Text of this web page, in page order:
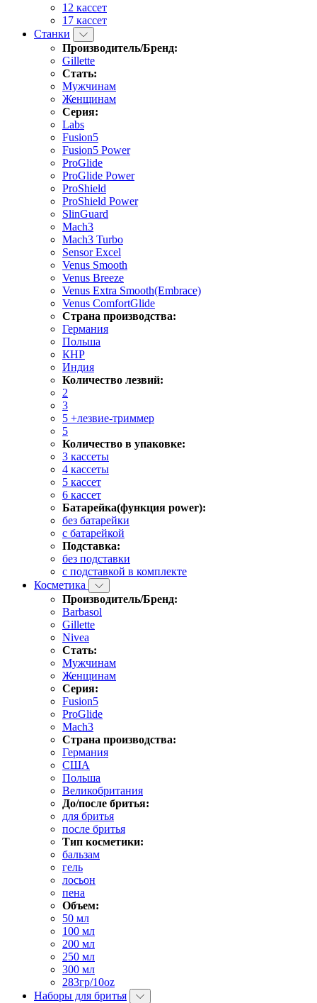
12 кассет
17 кассет
Станки
Производитель/Бренд:
Gillette
Стать:
Мужчинам
Женщинам
Серия:
Labs
Fusion5
Fusion5 Power
ProGlide
ProGlide Power
ProShield
ProShield Power
SlinGuard
Mach3
Mach3 Turbo
Sensor Excel
Venus Smooth
Venus Breeze
Venus Extra Smooth(Embrace)
Venus ComfortGlide
Страна производства:
Германия
Польша
КНР
Индия
Количество лезвий:
2
3
5 +лезвие-триммер
5
Количество в упаковке:
3 кассеты
4 кассеты
5 кассет
6 кассет
Батарейка(функция power):
без батарейки
с батарейкой
Подставка:
без подставки
с подставкой в комплекте
Косметика
Производитель/Бренд:
Barbasol
Gillette
Nivea
Стать:
Мужчинам
Женщинам
Серия:
Fusion5
ProGlide
Mach3
Страна производства:
Германия
США
Польша
Великобритания
До/после бритья:
для бритья
после бритья
Тип косметики:
бальзам
гель
лосьон
пена
Объем:
50 мл
100 мл
200 мл
250 мл
300 мл
283гр/10oz
Наборы для бритья